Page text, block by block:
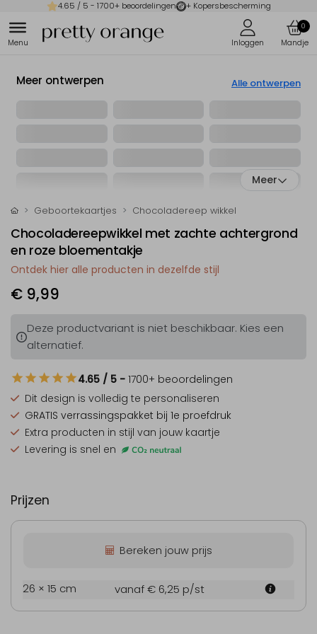
4.65 / 5 - 1700+ beoordelingen + Kopersbescherming
0
Meer ontwerpen Alle ontwerpen
Meer
Geboortekaartjes Chocoladereep wikkel
Chocoladereepwikkel met zachte achtergrond
en roze bloementakje
Ontdek hier alle producten in dezelfde stijl
€ 9,99
Deze productvariant is niet beschikbaar. Kies een
alternatief.
4.65 / 5 - 1700+ beoordelingen
Dit design is volledig te personaliseren
GRATIS verrassingspakket bij 1e proefdruk
Extra producten in stijl van jouw kaartje
Levering is snel en
Prijzen
Bereken jouw prijs
26 × 15 cm vanaf € 6,25 p/st